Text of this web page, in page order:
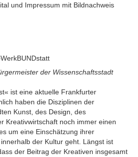
und Impressum mit Bildnachweis
der Wissenschaftsstadt
ist eine aktuelle Frankfurter
haben die Disziplinen der
Kunst, des Design, des
Kreativwirtschaft noch immer einen
um eine Einschätzung ihrer
der Kultur geht. Längst ist
der Beitrag der Kreativen insgesamt